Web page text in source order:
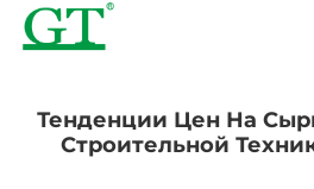
Тенденции Цен На
Строительной